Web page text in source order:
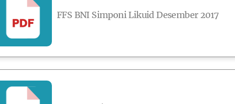
FFS BNI Simponi Likuid Desember 2017